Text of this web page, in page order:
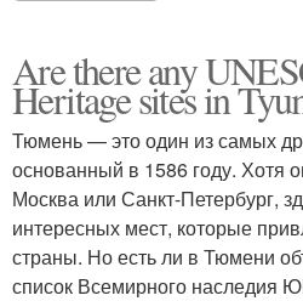
Are there any
Heritage sites in
Тюмень — это один из самых
основанный в 1586 году. Хотя
Москва или Санкт-Петербург,
интересных мест, которые
страны. Но есть ли в Тюмени
список Всемирного наследия